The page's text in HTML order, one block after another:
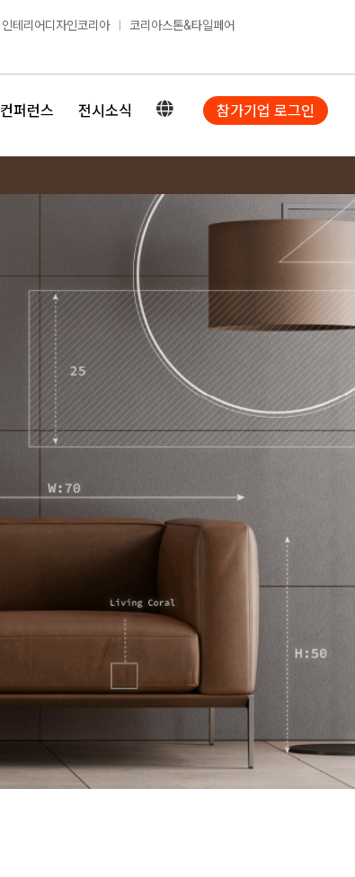
인테리어디자인코리아
코리아스톤&타일페어
컨퍼런스 전시소식 참가기업 로그인